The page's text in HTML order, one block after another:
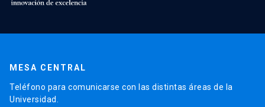
MESA CENTRAL
Teléfono para comunicarse con las distintas áreas de la
Universidad.